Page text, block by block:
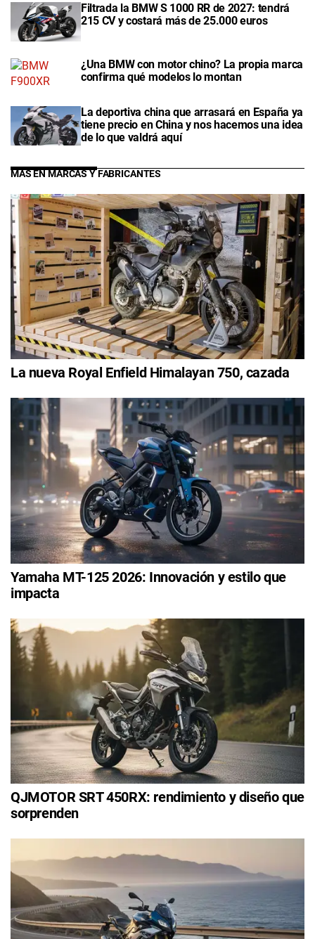
Filtrada la BMW S 1000 RR de 2027: tendrá
215 CV y costará más de 25.000 euros
¿Una BMW con motor chino? La propia marca
confirma qué modelos lo montan
La deportiva china que arrasará en España ya
tiene precio en China y nos hacemos una idea
de lo que valdrá aquí
MÁS EN MARCAS Y FABRICANTES
La nueva Royal Enfield Himalayan 750, cazada
Yamaha MT-125 2026: Innovación y estilo que
impacta
QJMOTOR SRT 450RX: rendimiento y diseño que
sorprenden